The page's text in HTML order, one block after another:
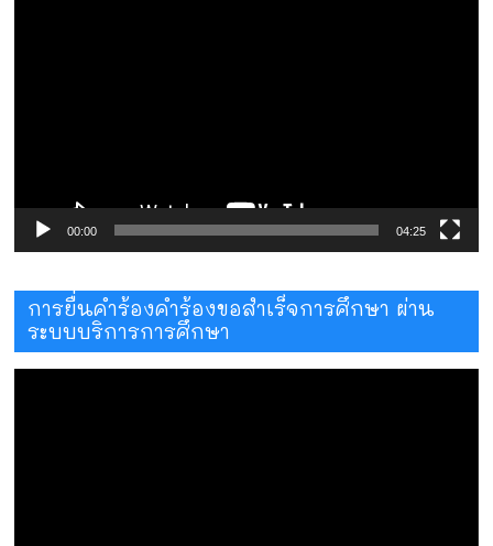
00:00 04:25
การยื่นคำร้องคำร้องขอสำเร็จการศึกษา ผ่าน
ระบบบริการการศึกษา